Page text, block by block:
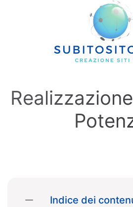
Skip to main content
Indice dei